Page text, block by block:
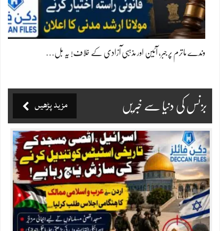
وندے ماترم پر جبر، آئین اور مذہبی آزادی کے خلاف! یہ بل…
بزنس کی دنیا سے خبریں مزید پڑھیں